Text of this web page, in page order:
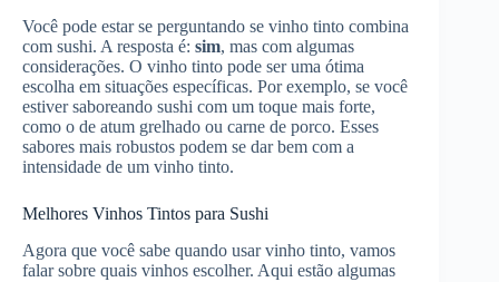
Você pode estar se perguntando se vinho tinto combina
com sushi. A resposta é: sim, mas com algumas
considerações. O vinho tinto pode ser uma ótima
escolha em situações específicas. Por exemplo, se você
estiver saboreando sushi com um toque mais forte,
como o de atum grelhado ou carne de porco. Esses
sabores mais robustos podem se dar bem com a
intensidade de um vinho tinto.
Melhores Vinhos Tintos para Sushi
Agora que você sabe quando usar vinho tinto, vamos
falar sobre quais vinhos escolher. Aqui estão algumas